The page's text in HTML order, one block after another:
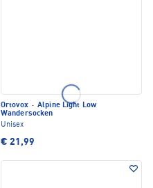
Ortovox · Alpine Light Low
Wandersocken
Unisex
€ 21,99